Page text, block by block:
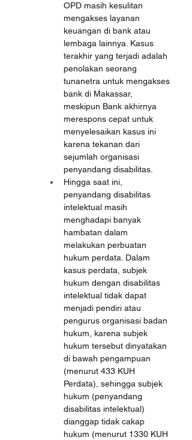
OPD masih kesulitan
mengakses layanan
keuangan di bank atau
lembaga lainnya. Kasus
terakhir yang terjadi adalah
penolakan seorang
tunanetra untuk mengakses
bank di Makassar,
meskipun Bank akhirnya
merespons cepat untuk
menyelesaikan kasus ini
karena tekanan dari
sejumlah organisasi
penyandang disabilitas.
Hingga saat ini,
penyandang disabilitas
intelektual masih
menghadapi banyak
hambatan dalam
melakukan perbuatan
hukum perdata. Dalam
kasus perdata, subjek
hukum dengan disabilitas
intelektual tidak dapat
menjadi pendiri atau
pengurus organisasi badan
hukum, karena subjek
hukum tersebut dinyatakan
di bawah pengampuan
(menurut 433 KUH
Perdata), sehingga subjek
hukum (penyandang
disabilitas intelektual)
dianggap tidak cakap
hukum (menurut 1330 KUH